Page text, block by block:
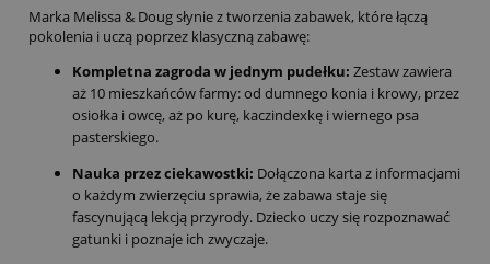
Marka Melissa & Doug słynie z tworzenia zabawek, które łączą
pokolenia i uczą poprzez klasyczną zabawę:
Kompletna zagroda w jednym pudełku: Zestaw zawiera
aż 10 mieszkańców farmy: od dumnego konia i krowy, przez
osiołka i owcę, aż po kurę, kaczindexkę i wiernego psa
pasterskiego.
Nauka przez ciekawostki: Dołączona karta z informacjami
o każdym zwierzęciu sprawia, że zabawa staje się
fascynującą lekcją przyrody. Dziecko uczy się rozpoznawać
gatunki i poznaje ich zwyczaje.